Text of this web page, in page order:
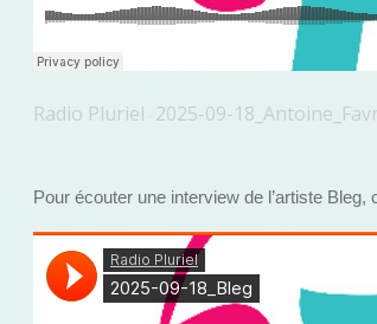
Radio Pluriel · 2025-09-
Pour écouter une interview de l’artiste Bleg,